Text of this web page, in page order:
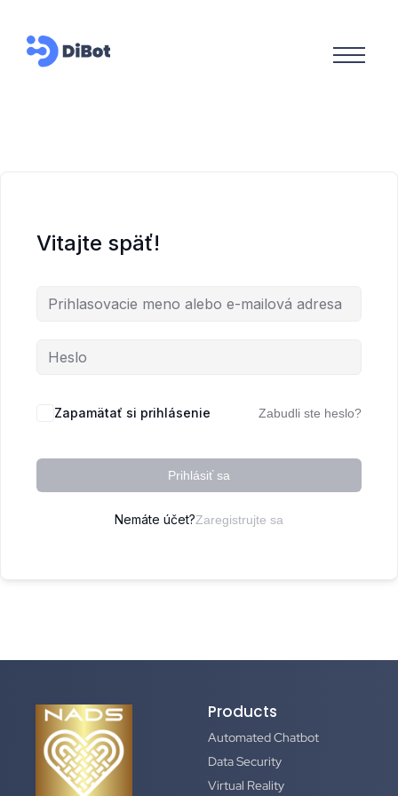
Vitajte späť!
Zapamätať si prihlásenie Zabudli ste heslo?
Prihlásiť sa
Nemáte účet?Zaregistrujte sa
Products
Automated Chatbot
Data Security
Virtual Reality